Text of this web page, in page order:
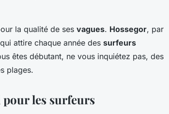
la qualité de ses vagues. Hossegor, par
attire chaque année des surfeurs
êtes débutant, ne vous inquiétez pas, des
plages.
les surfeurs